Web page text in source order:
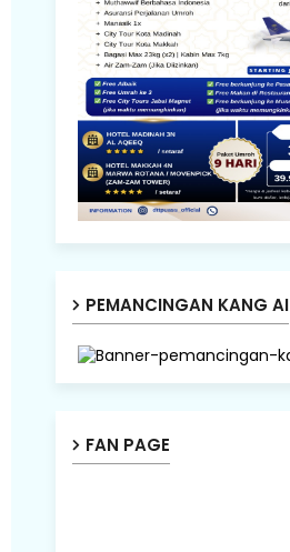
PEMANCINGAN KANG AI
FAN PAGE